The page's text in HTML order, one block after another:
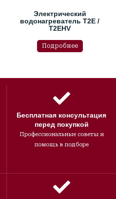
Электрический
водонагреватель T2E /
T2EHV
Подробнее
Бесплатная консультация
перед покупкой
Профессиональные советы и
помощь в подборе